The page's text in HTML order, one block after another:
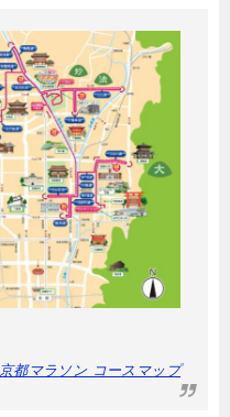
京都マラソン コースマップ